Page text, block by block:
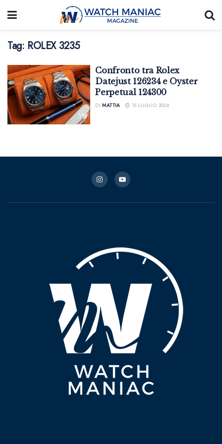
Tag: ROLEX 3235
Confronto tra Rolex
Datejust 126234 e Oyster
Perpetual 124300
DI MATTIA 15 LUGLIO 2024